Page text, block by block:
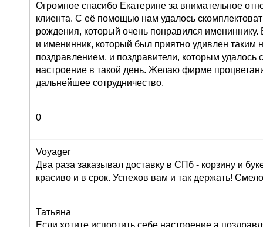
Огромное спасибо Екатерине за внимательное
клиента. С её помощью нам удалось
рождения, который очень понравился имениннику.
и именинник, который был приятно удивлен таким
поздравлением, и поздравители, которым удалось
настроение в такой день. Желаю фирме
дальнейшее сотрудничество.
0
Voyager
Два раза заказывал доставку в СПб - корзину и
красиво и в срок. Успехов вам и так держать!
Татьяна
Если хотите испортить себе настроение а